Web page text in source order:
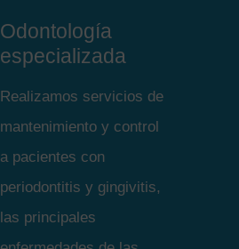
Odontología
especializada
Realizamos servicios de
mantenimiento y control
a pacientes con
periodontitis y gingivitis,
las principales